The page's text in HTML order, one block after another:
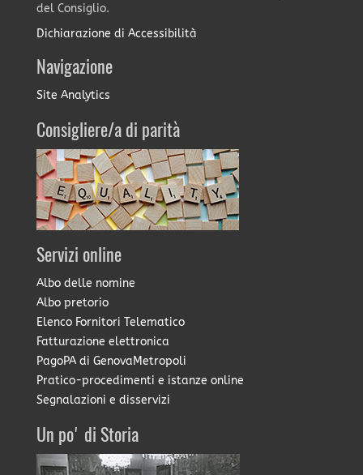
del Consiglio.
Dichiarazione di Accessibilità
Navigazione
Site Analytics
Consigliere/a di parità
Servizi online
Albo delle nomine
Albo pretorio
Elenco Fornitori Telematico
Fatturazione elettronica
PagoPA di GenovaMetropoli
Pratico-procedimenti e istanze online
Segnalazioni e disservizi
Un po' di Storia